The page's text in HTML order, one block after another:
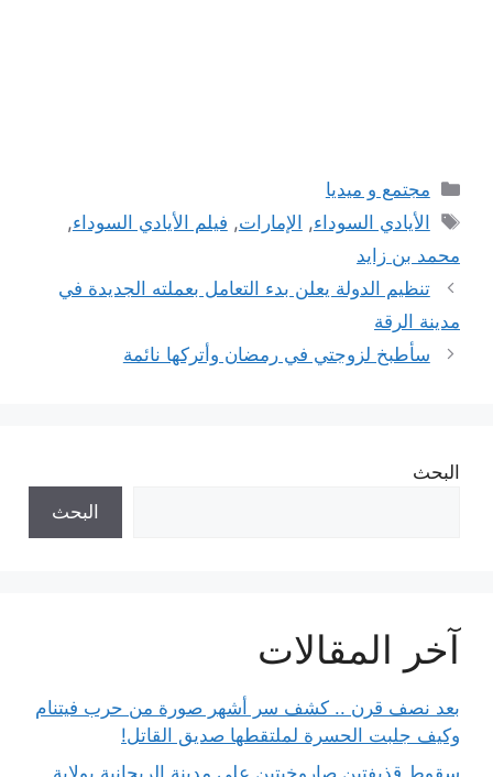
التصنيفات
مجتمع و ميديا
الوسوم
الأيادي السوداء, الإمارات, فيلم الأيادي السوداء,
محمد بن زايد
تنظيم الدولة يعلن بدء التعامل بعملته الجديدة في
مدينة الرقة
سأطبخ لزوجتي في رمضان وأتركها نائمة
البحث
البحث
آخر المقالات
بعد نصف قرن .. كشف سر أشهر صورة من حرب فيتنام
وكيف جلبت الحسرة لملتقطها صديق القاتل!
سقوط قذيفتين صاروخيتين على مدينة الريحانية بولاية